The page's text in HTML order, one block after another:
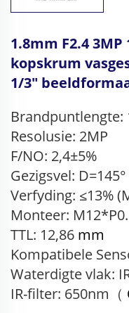
1.8mm F2.4 3MP
kopskrum
1/3"
Brandpuntlengte:
Resolusie: 2MP
F/NO: 2,4±5%
Gezigsvel:
Verfyding: ≤13%
Monteer:
TTL: 12,86 mm
Kompatibele
Waterdigte vlak:
IR-filter: 650nm（